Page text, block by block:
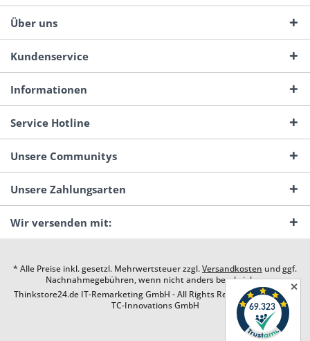
Über uns
Kundenservice
Informationen
Service Hotline
Unsere Communitys
Unsere Zahlungsarten
Wir versenden mit:
* Alle Preise inkl. gesetzl. Mehrwertsteuer zzgl.Versandkosten und ggf.
Nachnahmegebühren, wenn nicht anders beschrieben
Thinkstore24.de IT-Remarketing GmbH - All Rights Reserved. Design by
TC-Innovations GmbH
✕